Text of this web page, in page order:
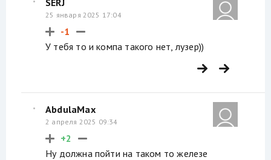
25 января 2025 17:04
-1
У тебя то и компа такого нет, лузер))
AbdulaMax
2 апреля 2025 09:34
+2
Ну должна пойти на таком то железе